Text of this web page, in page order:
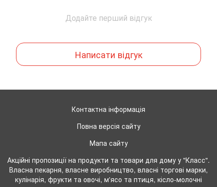
Додайте перший відгук
Написати відгук
Контактна інформація
Повна версія сайту
Мапа сайту
Акційні пропозиції на продукти та товари для дому у "Класс".
Власна пекарня, власне виробництво, власні торгові марки,
кулінарія, фрукти та овочі, м'ясо та птиця, кісло-молочні